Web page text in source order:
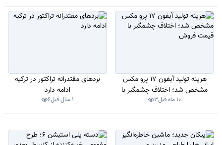
هزینه تولید آیفون 17 پرو مکس
مشخص شد؛ اختلاف چشمگیر با
قیمت فروش
10 ماه قبل 3
بردهای مقتدرانه تراکتور در ترکیه
ادامه دارد
1 سال قبل 6